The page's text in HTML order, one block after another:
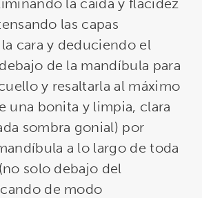
la caída y flacidez
las capas
cara y deduciendo el
de la mandíbula para
y resaltarla al máximo
una bonita y limpia, clara
sombra gonial) por
a lo largo de toda
solo debajo del
de modo